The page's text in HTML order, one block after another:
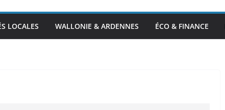
LOCALES WALLONIE & ARDENNES ÉCO & FINANCE